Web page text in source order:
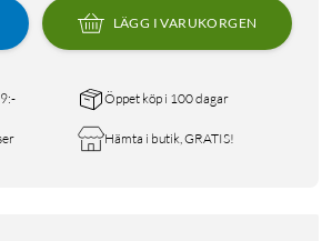
LÄGG I VARUKORGEN
Öppet köp i 100 dagar
Hämta i butik, GRATIS!